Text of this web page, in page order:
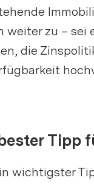
weiter zu – sei
die
Tipp
wichtigster